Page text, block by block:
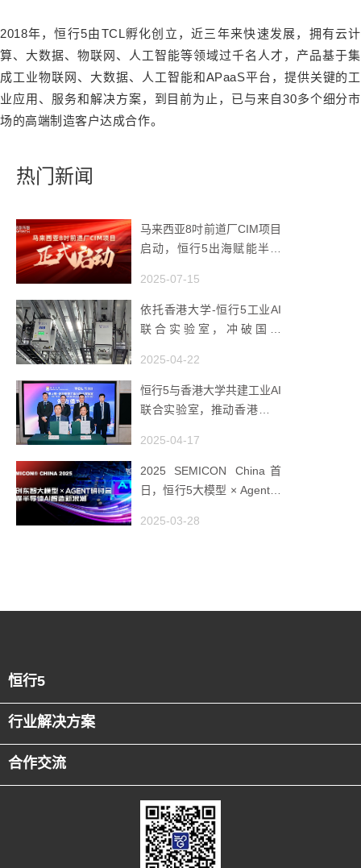
2018年，恒行5由TCL孵化创立，近三年来快速发展，拥有云计
算、大数据、物联网、人工智能等领域过千名人才，产品基于集
成工业物联网、大数据、人工智能和APaaS平台，提供关键的工
业应用、服务和解决方案，到目前为止，已与来自30多个细分市
场的高端制造客户达成合作。
热门新闻
马来西亚8吋前道厂CIM项目
启动，恒行5出海赋能半导
2025-07-15
依托香港大学-恒行5工业AI
联合实验室，冲破国产
2025-04-22
恒行5与香港大学共建工业AI
联合实验室，推动香港成为
2025-04-17
2025 SEMICON China首
日，恒行5大模型 × Agent研
潮
2025-03-28
恒行5
行业解决方案
合作交流